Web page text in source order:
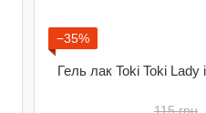
−35%
Гель лак Toki Toki